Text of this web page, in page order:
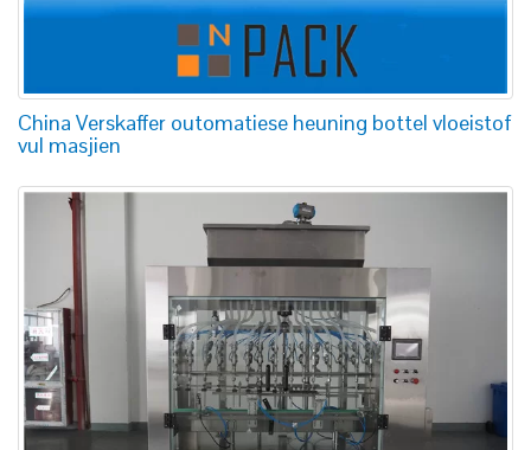
China Verskaffer outomatiese heuning bottel vloeistof
vul masjien